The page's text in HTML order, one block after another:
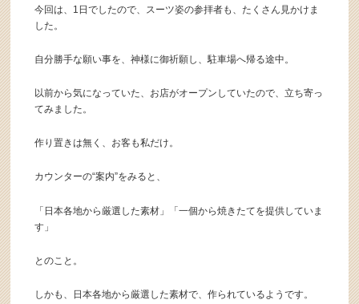
今回は、1日でしたので、スーツ姿の参拝者も、たくさん見かけま
した。
自分勝手な願い事を、神様に御祈願し、駐車場へ帰る途中。
以前から気になっていた、お店がオープンしていたので、立ち寄っ
てみました。
作り置きは無く、お客も私だけ。
カウンターの“案内”をみると、
「日本各地から厳選した素材」「一個から焼きたてを提供していま
す」
とのこと。
しかも、日本各地から厳選した素材で、作られているようです。